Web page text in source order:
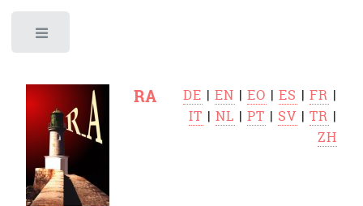
RA DE |EN |EO |ES |FR |
IT |NL |PT | SV |TR |
ZH